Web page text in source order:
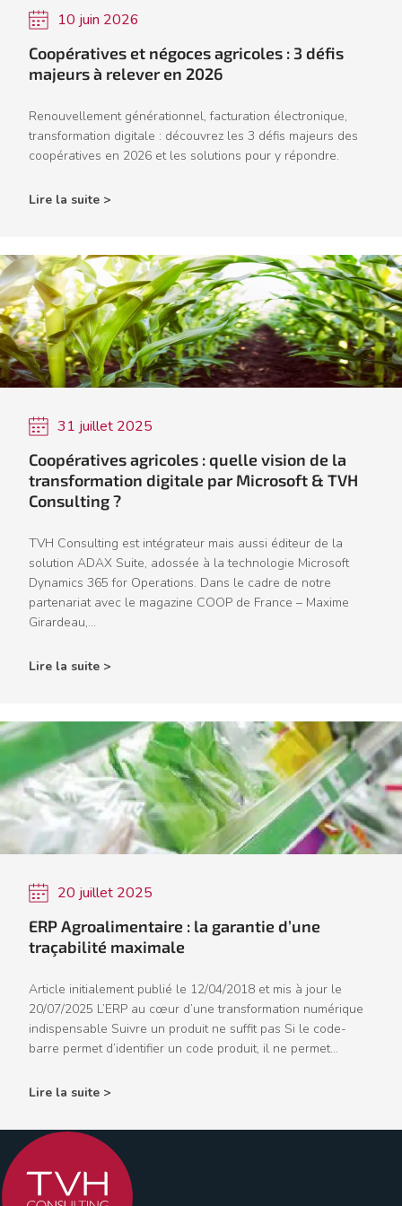
10 juin 2026
Coopératives et négoces agricoles : 3 défis
majeurs à relever en 2026
Renouvellement générationnel, facturation électronique,
transformation digitale : découvrez les 3 défis majeurs des
coopératives en 2026 et les solutions pour y répondre.
Lire la suite >
31 juillet 2025
Coopératives agricoles : quelle vision de la
transformation digitale par Microsoft & TVH
Consulting ?
TVH Consulting est intégrateur mais aussi éditeur de la
solution ADAX Suite, adossée à la technologie Microsoft
Dynamics 365 for Operations. Dans le cadre de notre
partenariat avec le magazine COOP de France – Maxime
Girardeau,...
Lire la suite >
20 juillet 2025
ERP Agroalimentaire : la garantie d’une
traçabilité maximale
Article initialement publié le 12/04/2018 et mis à jour le
20/07/2025 L’ERP au cœur d’une transformation numérique
indispensable Suivre un produit ne suffit pas Si le code-
barre permet d’identifier un code produit, il ne permet...
Lire la suite >